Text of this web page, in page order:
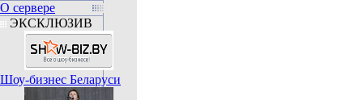
О сервере
ЭКСКЛЮЗИВ
Шоу-бизнес Беларуси